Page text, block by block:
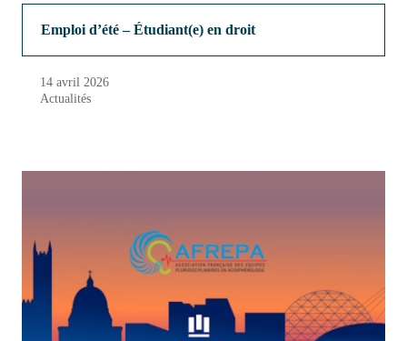
Emploi d’été – Étudiant(e) en droit
14 avril 2026
Actualités